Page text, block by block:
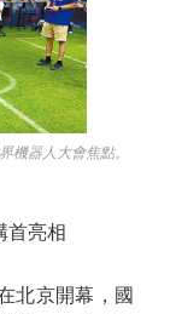
機器人大會焦點。
亮相
北京開幕，國